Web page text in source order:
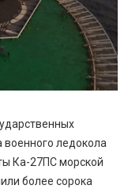
военного ледокола
Ка-27ПС морской
более сорока